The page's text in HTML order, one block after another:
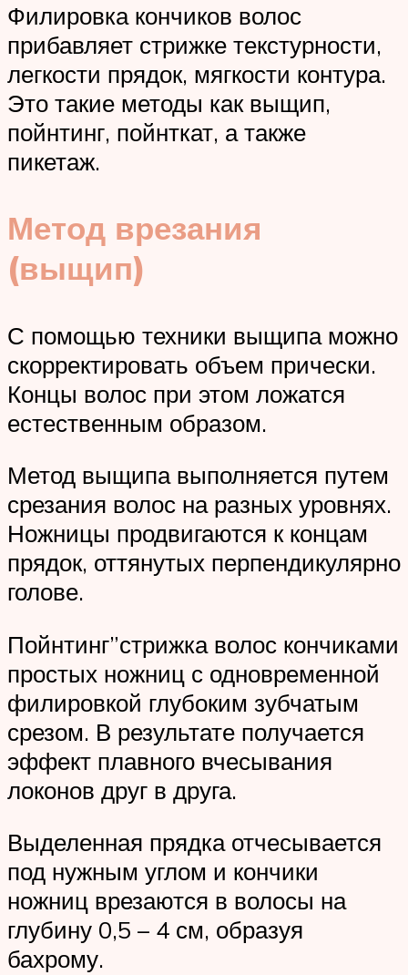
Филировка кончиков волос
прибавляет стрижке текстурности,
легкости прядок, мягкости контура.
Это такие методы как выщип,
пойнтинг, пойнткат, а также
пикетаж.
Метод врезания
(выщип)
С помощью техники выщипа можно
скорректировать объем прически.
Концы волос при этом ложатся
естественным образом.
Метод выщипа выполняется путем
срезания волос на разных уровнях.
Ножницы продвигаются к концам
прядок, оттянутых перпендикулярно
голове.
Пойнтинг”стрижка волос кончиками
простых ножниц с одновременной
филировкой глубоким зубчатым
срезом. В результате получается
эффект плавного вчесывания
локонов друг в друга.
Выделенная прядка отчесывается
под нужным углом и кончики
ножниц врезаются в волосы на
глубину 0,5 – 4 см, образуя
бахрому.